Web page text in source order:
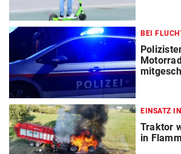
BEI
EINSATZ
Traktor
in